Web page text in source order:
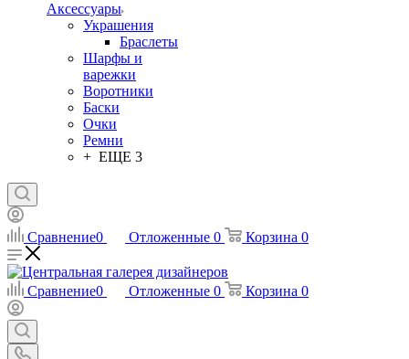
Аксессуары
Украшения
Браслеты
Шарфы и
варежки
Воротники
Баски
Очки
Ремни
+ ЕЩЕ 3
Сравнение0 Отложенные 0 Корзина 0
Сравнение0 Отложенные 0 Корзина 0